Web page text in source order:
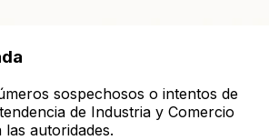
sospechosos o intentos de
de Industria y Comercio
las autoridades.